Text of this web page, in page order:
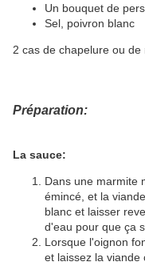
Un bouquet de
Sel, poivron blanc
2 cas de chapelure ou de
Préparation:
La sauce:
Dans une marmite
émincé, et la
blanc et laisser
d'eau pour que ça
Lorsque l'oignon
et laissez la viande